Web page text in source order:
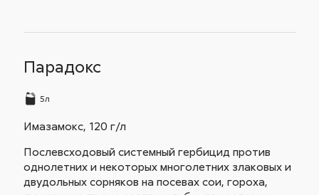
Парадокс
5л
Имазамокс, 120 г/л
Послевсходовый системный гербицид против
однолетних и некоторых многолетних злаковых и
двудольных сорняков на посевах сои, гороха,